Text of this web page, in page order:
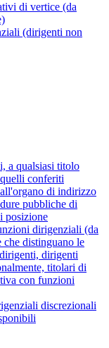
di vertice (da
(dirigenti non
a qualsiasi titolo
conferiti
di indirizzo
pubbliche di
posizione
dirigenziali (da
che distinguano le
dirigenti
titolari di
con funzioni
discrezionali